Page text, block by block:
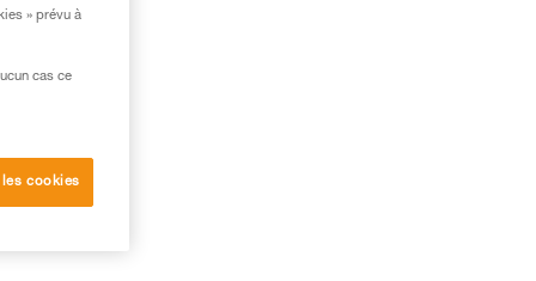
:
» prévu à
cas ce
cookies